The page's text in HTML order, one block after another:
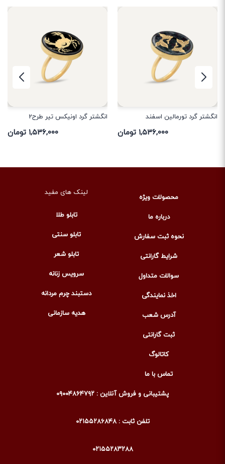
انگشتر گرد تورمالین اسفند
۱,۵۳۶,۰۰۰ تومان
انگشتر گرد اونیکس تیر طرح2
۱,۵۳۶,۰۰۰ تومان
محصولات ویژه
درباره ما
نحوه ثبت سفارش
شرایط گارانتی
سوالات متداول
اخذ نمایندگی
آدرس شعب
ثبت گارانتی
کاتالوگ
تماس با ما
لینک های مفید
تابلو طلا
تابلو سنتی
تابلو شعر
سرویس زنانه
دستبند چرم مردانه
هدیه سازمانی
پشتیبانی و فروش آنلاین : ۰۹۰۰۴۸۶۴۷۹۲
تلفن ثابت : ۰۲۱۵۵۲۸۶۸۴۸
۰۲۱۵۵۲۸۳۲۸۸